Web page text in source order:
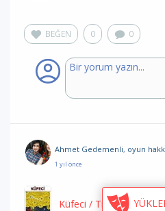
BEĞEN 0 0
Ahmet Gedemenli, oyun
1 yıl önce
Küfeci / Trak Tiyatro